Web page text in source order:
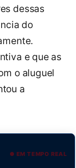
dessas
do
e que as
o aluguel
a
● EM TEMPO REAL